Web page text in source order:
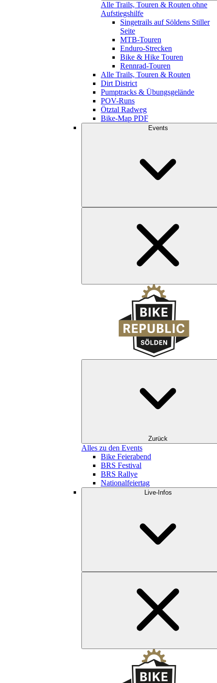
Alle Trails, Touren & Routen ohne
Aufstiegshilfe
Singetrails auf Söldens Stiller
Seite
MTB-Touren
Enduro-Strecken
Bike & Hike Touren
Rennrad-Touren
Alle Trails, Touren & Routen
Dirt District
Pumptracks & Übungsgelände
POV-Runs
Ötztal Radweg
Bike-Map PDF
Events
Zurück
Alles zu den Events
Bike Feierabend
BRS Festival
BRS Rallye
Nationalfeiertag
Live-Infos